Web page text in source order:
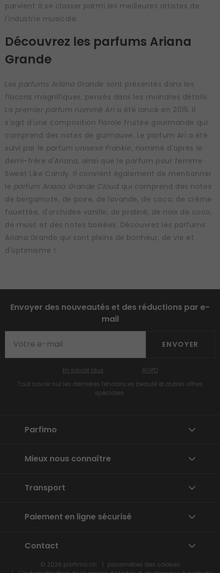
parvient à se classer parmi les meilleures artistes de
l'industrie musicale.
Découvrez les parfums Ariana
Grande
Les parfums Ariana Grande sont présentés dans les
flacons magnifiques, pensés dans les moindres détails.
La premier parfum nommé Ari a été lancé en 2015. Il
s'agit d'une composition florale fruitée gourmande qui
comprend des notes de guimauve. Le parfum Ari a été
suivi par le parfum unisexe Frankie, nommé d'après le
demi-frère d'Ariana, ainsi que le parfum pour femme
Sweet Like Candy. Il convient également de mentionner
le parfum Ariana Grande Cloud qui comprend des notes
de bergamote, de poire, de lavande, de coco, de crème
fouettée, d'orchidée vanille, de praliné, de noix de coco,
de musc et des notes boisées. Découvrez les parfums
Ariana Grande qui sont pleins de bonheur, de vie et
d'optimisme !
Envoyer des nouveautés et des réductions par e-
mail
ENVOYER
Tout savoir sur les dernières tendances beauté et autres offres
spéciales.
En savoir plus RGPD
Parfimo
Mieux nous connaître
Transport
Paiement en ligne sécurisé
Contact
© 2026 parfimo.ch
paramètres des cookies